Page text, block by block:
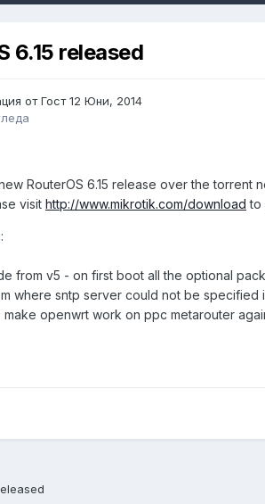
6.15 released
от Гост12 Юни, 2014
RouterOS 6.15 release over the torrent
visit http://www.mikrotik.com/download to
from v5 - on first boot all the optional
where sntp server could not be specified
openwrt work on ppc metarouter